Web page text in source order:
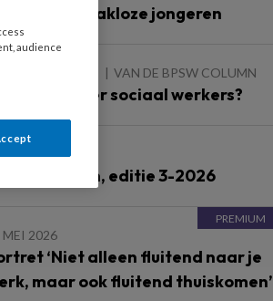
met dakloze jongeren
VAN DE BPSW COLUMN
of minder sociaal werkers?
2026
editie 3-2026
MEI 2026
‘Niet alleen fluitend naar je
maar ook fluitend thuiskomen’
audience